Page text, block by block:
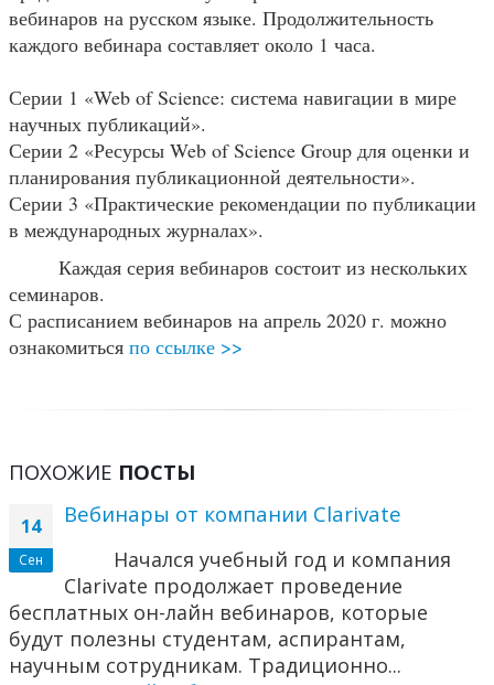
вебинаров на русском языке. Продолжительность
каждого вебинара составляет около 1 часа.
Серии 1 «Web of Science: система навигации в мире
научных публикаций».
Серии 2 «Ресурсы Web of Science Group для оценки и
планирования публикационной деятельности».
Серии 3 «Практические рекомендации по публикации
в международных журналах».
Каждая серия вебинаров состоит из нескольких
семинаров.
С расписанием вебинаров на апрель 2020 г. можно
ознакомиться по ссылке >>
ПОХОЖИЕ ПОСТЫ
14
Сен
Вебинары от компании Clarivate
Начался учебный год и компания
Clarivate продолжает проведение
бесплатных он-лайн вебинаров, которые
будут полезны студентам, аспирантам,
научным сотрудникам. Традиционно...